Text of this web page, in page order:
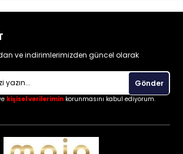
ve indirimlerimizden güncel olarak
Gönder
kişisel verilerimin korunmasını kabul ediyorum.